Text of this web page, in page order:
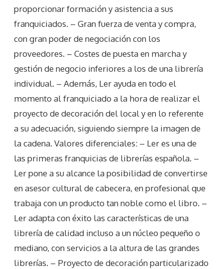
proporcionar formación y asistencia a sus
franquiciados. – Gran fuerza de venta y compra,
con gran poder de negociación con los
proveedores. – Costes de puesta en marcha y
gestión de negocio inferiores a los de una librería
individual. – Además, Ler ayuda en todo el
momento al franquiciado a la hora de realizar el
proyecto de decoración del local y en lo referente
a su adecuación, siguiendo siempre la imagen de
la cadena. Valores diferenciales: – Ler es una de
las primeras franquicias de librerías española. –
Ler pone a su alcance la posibilidad de convertirse
en asesor cultural de cabecera, en profesional que
trabaja con un producto tan noble como el libro. –
Ler adapta con éxito las características de una
librería de calidad incluso a un núcleo pequeño o
mediano, con servicios a la altura de las grandes
librerías. – Proyecto de decoración particularizado